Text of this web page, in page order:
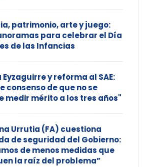
patrimonio, arte y juego:
para celebrar el Día
de las Infancias
Eyzaguirre y reforma al SAE:
consenso de que no se
medir mérito a los tres años"
Urrutia (FA) cuestiona
de seguridad del Gobierno:
de menos medidas que
la raíz del problema”